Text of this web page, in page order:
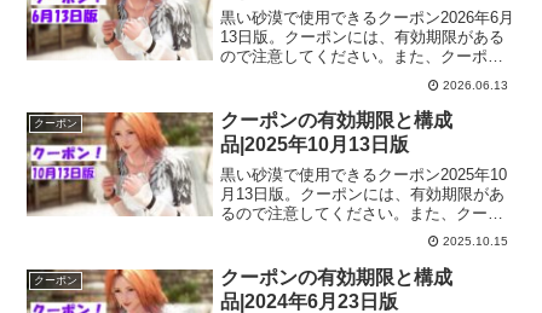
黒い砂漠で使用できるクーポン2026年6月
13日版。クーポンには、有効期限がある
ので注意してください。また、クーポン
を使用しても、ゲーム内に届いてからも
期限のあるものがあるので、ゲーム内に
届いたら期限も確認しておくといいです
よー。
2026.06.13
クーポン
クーポンの有効期限と構成
品|2025年10月13日版
黒い砂漠で使用できるクーポン2025年10
月13日版。クーポンには、有効期限があ
るので注意してください。また、クーポ
ンを使用しても、ゲーム内に届いてから
も期限のあるものがあるので、ゲーム内
に届いたら期限も確認しておくといいで
すよー。
2025.10.15
クーポン
クーポンの有効期限と構成
品|2024年6月23日版